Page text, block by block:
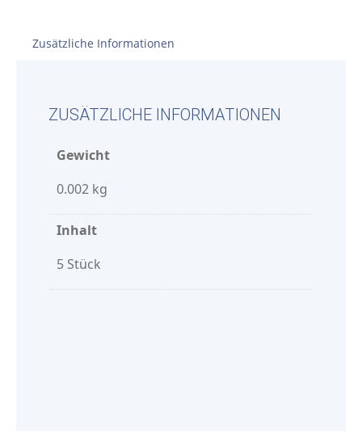
Zusätzliche Informationen
ZUSÄTZLICHE INFORMATIONEN
Gewicht
0.002 kg
Inhalt
5 Stück